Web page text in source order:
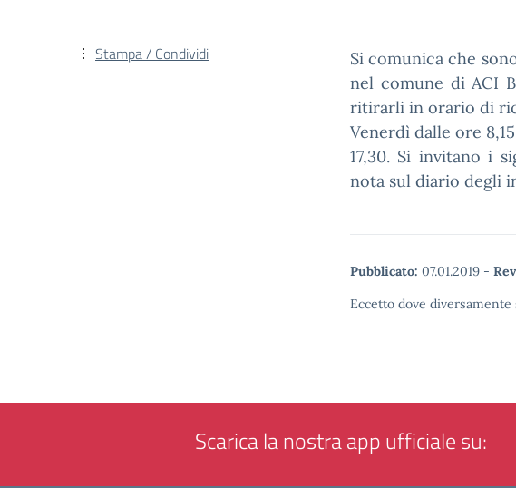
Si comunica che
nel comune di ACI
ritirarli in orario di
Venerdì dalle ore
17,30. Si invitano i
nota sul diario degli
Pubblicato: 07.01.2019 -
Eccetto dove
Stampa / Condividi
Scarica la nostra app ufficiale su: